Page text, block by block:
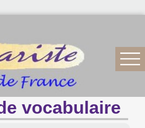
vocabulaire